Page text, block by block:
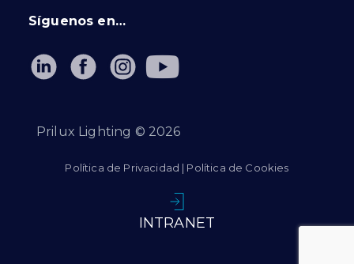
Síguenos en…
Prilux Lighting © 2026
Política de Privacidad | Política de Cookies
INTRANET